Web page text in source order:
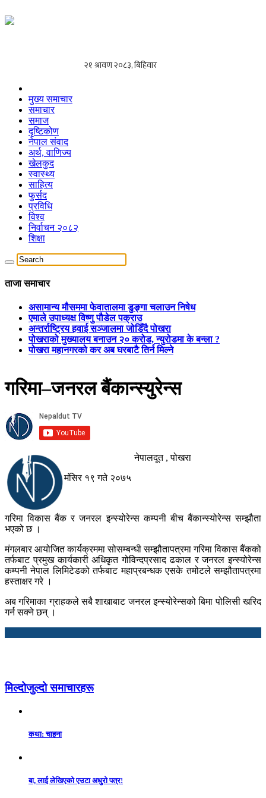
मुख्य समाचार
समाचार
समाज
दृष्टिकोण
नेपाल संवाद
अर्थ, वाणिज्य
खेलकुद
स्वास्थ्य
साहित्य
फुर्सद
प्रविधि
विश्व
निर्वाचन २०८२
शिक्षा
ताजा समाचार
असामान्य मौसममा फेवातालमा डुङ्गा चलाउन निषेध
एमाले उपाध्यक्ष विष्णु पौडेल पक्राउ
अन्तर्राष्ट्रिय हवाई सञ्जालमा जोडिँदै पोखरा
पोखराको मुख्यालय बनाउन २० करोड, न्युरोडमा के बन्ला ?
पोखरा महानगरको कर अब घरबाटै तिर्न मिल्ने
गरिमा–जनरल बैंकान्स्युरेन्स
नेपालदूत , पोखरा
मंसिर १९ गते २०७५
गरिमा विकास बैंक र जनरल इन्स्योरेन्स कम्पनी बीच बैंकान्स्योरेन्स सम्झौता
भएको छ ।
मंगलबार आयोजित कार्यक्रममा सोसम्बन्धी सम्झौतापत्रमा गरिमा विकास बैंकको
तर्फबाट प्रमुख कार्यकारी अधिकृत गोविन्दप्रसाद ढकाल र जनरल इन्स्योरेन्स
कम्पनी नेपाल लिमिटेडको तर्फबाट महाप्रबन्धक एसके तमोटले सम्झौतापत्रमा
हस्ताक्षर गरे ।
अब गरिमाका ग्राहकले सबै शाखाबाट जनरल इन्स्योरेन्सको बिमा पोलिसी खरिद
गर्न सक्ने छन् ।
मिल्दोजुल्दो समाचारहरू
कथा: चाहना
बा, लाई लेखिएको एउटा अधुरो पत्र!